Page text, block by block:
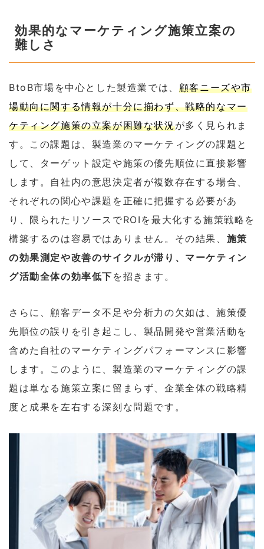
効果的なマーケティング施策立案の
難しさ
BtoB市場を中心とした製造業では、 顧客ニーズや市
場動向に関する情報が十分に揃わず、戦略的なマー
ケティング施策の立案が困難な状況が多く見られま
す。この課題は、製造業のマーケティングの課題と
して、ターゲット設定や施策の優先順位に直接影響
します。自社内の意思決定者が複数存在する場合、
それぞれの関心や課題を正確に把握する必要があ
り、限られたリソースでROIを最大化する施策戦略を
構築するのは容易ではありません。その結果、 施策
の効果測定や改善のサイクルが滞り、マーケティン
グ活動全体の効率低下 を招きます。
さらに、顧客データ不足や分析力の欠如は、施策優
先順位の誤りを引き起こし、製品開発や営業活動を
含めた自社のマーケティングパフォーマンスに影響
します。このように、製造業のマーケティングの課
題は単なる施策立案に留まらず、企業全体の戦略精
度と成果を左右する深刻な問題です。